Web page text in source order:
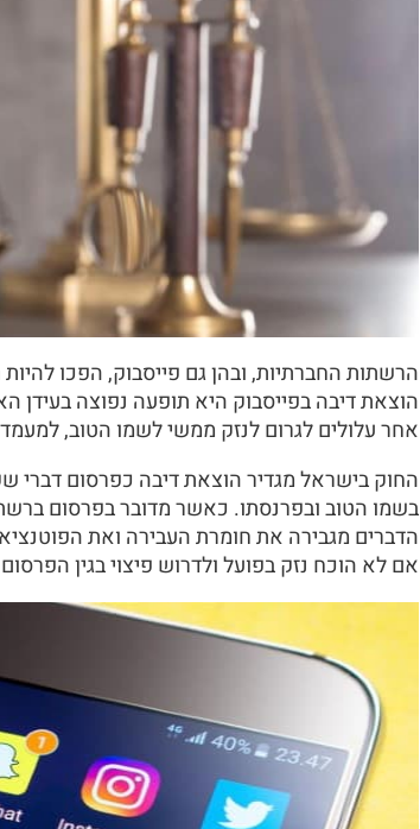
הרשתות החברתיות, ובהן גם פייסבוק, הפכו
הוצאת דיבה בפייסבוק היא תופעה נפוצה בעידן
אחר עלולים לגרום לנזק ממשי לשמו הטוב,
החוק בישראל מגדיר הוצאת דיבה כפרסום דברי
בשמו הטוב ובפרנסתו. כאשר מדובר בפרסום
הדברים מגבירה את חומרת העבירה ואת
אם לא הוכח נזק בפועל ולדרוש פיצוי בגין